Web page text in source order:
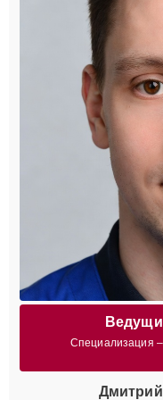
Специализация